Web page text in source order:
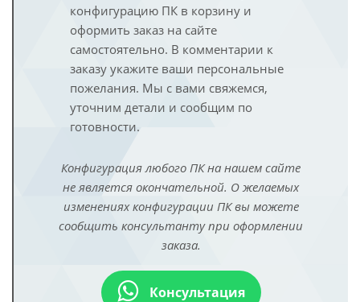
конфигурацию ПК в корзину и
оформить заказ на сайте
самостоятельно. В комментарии к
заказу укажите ваши персональные
пожелания. Мы с вами свяжемся,
уточним детали и сообщим по
готовности.
Конфигурация любого ПК на нашем сайте
не является окончательной. О желаемых
изменениях конфигурации ПК вы можете
сообщить консультанту при оформлении
заказа.
Консультация